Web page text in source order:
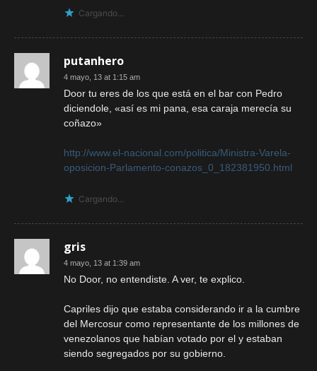
Cargando...
putanhero
4 mayo, 13 at 1:15 am
Door tu eres de los que está en el bar con Pedro
diciendole, «así es mi pana, esa caraja merecía su
coñazo»
http://www.el-nacional.com/politica/Ministra-Varela-
oposicion-Parlamento-conazos_0_182381950.html
Cargando...
gris
4 mayo, 13 at 1:39 am
No Door, no entendiste. A ver, te explico.
Capriles dijo que estaba considerando ir a la cumbre
del Mercosur como representante de los millones de
venezolanos que habían votado por el y estaban
siendo segregados por su gobierno.